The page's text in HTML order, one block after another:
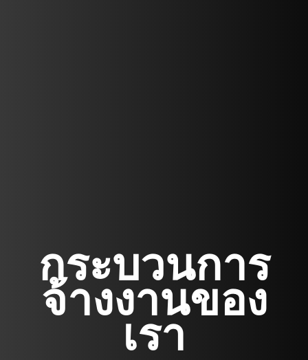
กระบวนการ
จ้างงานของ
เรา